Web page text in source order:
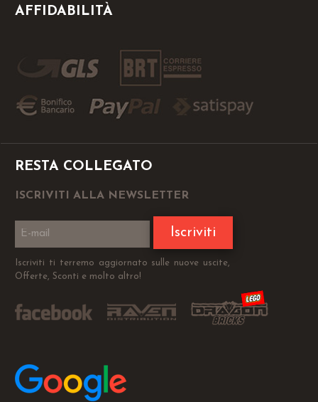
AFFIDABILITÀ
RESTA COLLEGATO
ISCRIVITI ALLA NEWSLETTER
Iscriviti
Iscriviti ti terremo aggiornato sulle nuove uscite,
Offerte, Sconti e molto altro!